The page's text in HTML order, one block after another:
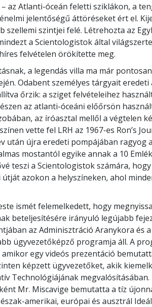
– az Atlanti-óceán feletti sziklákon, a
jelentőségű áttöréseket ért el.
szellemi szintjei felé. Létrehozta az
a Scientologistok által
híres felvételen örökítette meg.
a legendás villa ma már
Odabent személyes tárgyait
őrzik: a sziget felvételeihez
az atlanti-óceáni előőrsön
az íróasztal mellől a végtelen
vette fel LRH az 1967-es Ron’s
után újra eredeti pompájában ragyog
mostantól egyike annak a 10
teszi a Scientologistok számára, hogy
azokon a helyszíneken, ahol
ismét felemelkedett, hogy
beteljesítésére irányuló legújabb
az Adminisztráció Aranykora és
ügyvezetőképző programja áll. A
egy videós prezentáció
képzett ügyvezetőket, akik
Technológiájának megvalósításában.
Mr. Miscavige bemutatta a tíz
amerikai, európai és ausztrál